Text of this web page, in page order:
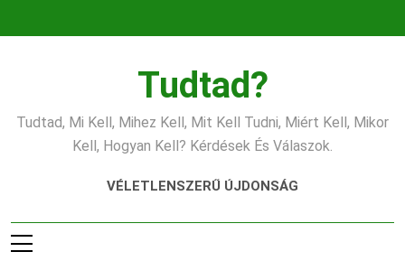
Tudtad?
Tudtad, Mi Kell, Mihez Kell, Mit Kell Tudni, Miért Kell, Mikor
Kell, Hogyan Kell? Kérdések És Válaszok.
VÉLETLENSZERŰ ÚJDONSÁG